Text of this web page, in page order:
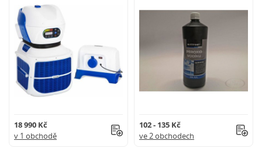
18 990 Kč
v 1 obchodě
102 - 135 Kč
ve 2 obchodech